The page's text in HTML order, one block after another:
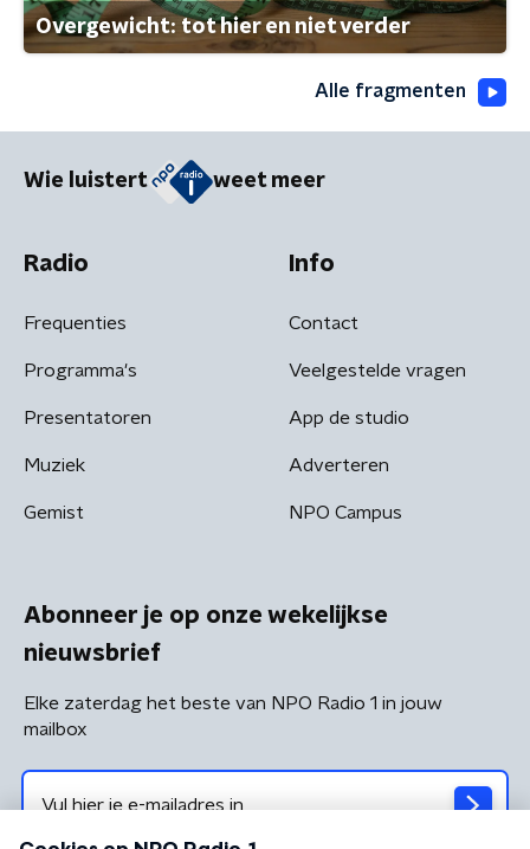
Overgewicht: tot hier en niet verder
Alle fragmenten
Wie luistert weet meer
Radio
Frequenties
Programma's
Presentatoren
Muziek
Gemist
Info
Contact
Veelgestelde vragen
App de studio
Adverteren
NPO Campus
Abonneer je op onze wekelijkse
nieuwsbrief
Elke zaterdag het beste van NPO Radio 1 in jouw
mailbox